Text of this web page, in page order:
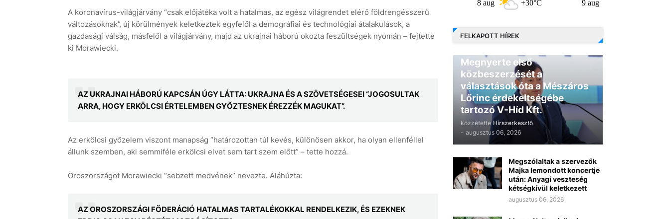
A koronavírus-világjárvány “csak előjátéka volt a hatalmas, az egész világrendet elérő földrengésszerű
változásoknak”, új körülmények keletkeztek egyfelől a demográfiai és technológiai átalakulások, a
gazdasági válság, másfelől a világjárvány, majd az ukrajnai háború okozta feszültségek nyomán – fejtette
ki Morawiecki.
AZ UKRAJNAI HÁBORÚ KAPCSÁN ÚGY LÁTTA: UKRAJNA ÉS A SZÖVETSÉGESEI “JOGOSULTAK
ARRA, HOGY ERKÖLCSI ÉRTELEMBEN GYŐZTESNEK ÉREZZÉK MAGUKAT”.
Az erkölcsi győzelem viszont manapság “határozottan túl kevés, különösen akkor, ha olyan ellenféllel
állunk szemben, aki semmiféle erkölcsi elvet sem tart szem előtt” – tette hozzá.
Oroszországot Morawiecki “sebzett medvének” nevezte. Aláhúzta:
AZ OROSZORSZÁGI FÖDERÁCIÓ HATALMAS TARTALÉKOKKAL RENDELKEZIK, ÉS EZEKNEK
+30°C +30°C
FELKAPOTT HÍREK
Megnyerte első
közbeszerzését a
választások óta a Mészáros
Lőrinc érdekeltségébe
tartozó V-Híd Kft.
közzétette Hírszerkesztő
- augusztus 06, 2026
Megszólaltak a szervezők
Majka lemondott koncertje
után: Anyagi veszteség
kétségkívül keletkezett
augusztus 06, 2026